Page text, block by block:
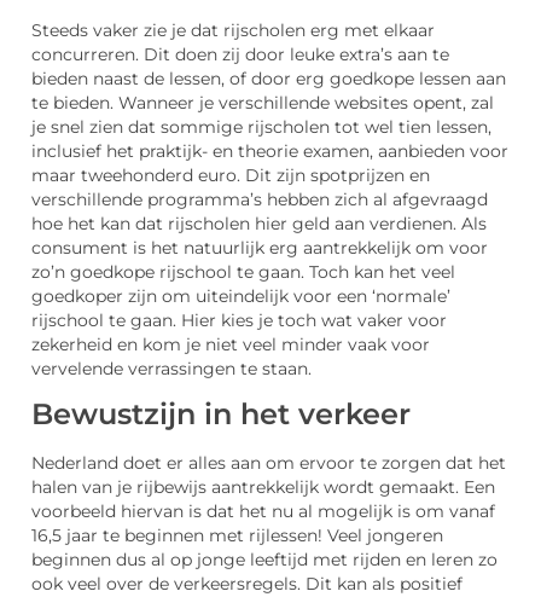
Steeds vaker zie je dat rijscholen erg met elkaar
concurreren. Dit doen zij door leuke extra’s aan te
bieden naast de lessen, of door erg goedkope lessen aan
te bieden. Wanneer je verschillende websites opent, zal
je snel zien dat sommige rijscholen tot wel tien lessen,
inclusief het praktijk- en theorie examen, aanbieden voor
maar tweehonderd euro. Dit zijn spotprijzen en
verschillende programma’s hebben zich al afgevraagd
hoe het kan dat rijscholen hier geld aan verdienen. Als
consument is het natuurlijk erg aantrekkelijk om voor
zo’n goedkope rijschool te gaan. Toch kan het veel
goedkoper zijn om uiteindelijk voor een ‘normale’
rijschool te gaan. Hier kies je toch wat vaker voor
zekerheid en kom je niet veel minder vaak voor
vervelende verrassingen te staan.
Bewustzijn in het verkeer
Nederland doet er alles aan om ervoor te zorgen dat het
halen van je rijbewijs aantrekkelijk wordt gemaakt. Een
voorbeeld hiervan is dat het nu al mogelijk is om vanaf
16,5 jaar te beginnen met rijlessen! Veel jongeren
beginnen dus al op jonge leeftijd met rijden en leren zo
ook veel over de verkeersregels. Dit kan als positief